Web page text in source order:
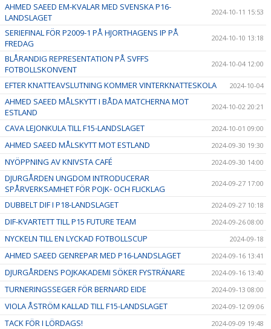
AHMED SAEED EM-KVALAR MED SVENSKA P16-
LANDSLAGET
2024-10-11 15:53
SERIEFINAL FÖR P2009-1 PÅ HJORTHAGENS IP PÅ
FREDAG
2024-10-10 13:18
BLÅRANDIG REPRESENTATION PÅ SVFFS
FOTBOLLSKONVENT
2024-10-04 12:00
EFTER KNATTEAVSLUTNING KOMMER VINTERKNATTESKOLA 2024-10-04
AHMED SAEED MÅLSKYTT I BÅDA MATCHERNA MOT
ESTLAND
2024-10-02 20:21
CAVA LEJONKULA TILL F15-LANDSLAGET 2024-10-01 09:00
AHMED SAEED MÅLSKYTT MOT ESTLAND 2024-09-30 19:30
NYÖPPNING AV KNIVSTA CAFÉ 2024-09-30 14:00
DJURGÅRDEN UNGDOM INTRODUCERAR
SPÅRVERKSAMHET FÖR POJK- OCH FLICKLAG
2024-09-27 17:00
DUBBELT DIF I P18-LANDSLAGET 2024-09-27 10:18
DIF-KVARTETT TILL P15 FUTURE TEAM 2024-09-26 08:00
NYCKELN TILL EN LYCKAD FOTBOLLSCUP 2024-09-18
AHMED SAEED GENREPAR MED P16-LANDSLAGET 2024-09-16 13:41
DJURGÅRDENS POJKAKADEMI SÖKER FYSTRÄNARE 2024-09-16 13:40
TURNERINGSSEGER FÖR BERNARD EIDE 2024-09-13 08:00
VIOLA ÅSTRÖM KALLAD TILL F15-LANDSLAGET 2024-09-12 09:06
TACK FÖR I LÖRDAGS! 2024-09-09 19:48